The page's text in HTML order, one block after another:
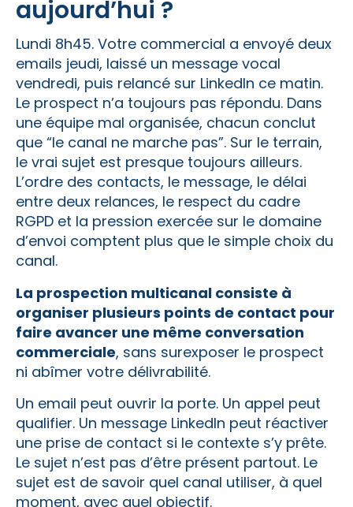
aujourd’hui ?
Lundi 8h45. Votre commercial a envoyé deux
emails jeudi, laissé un message vocal
vendredi, puis relancé sur LinkedIn ce matin.
Le prospect n’a toujours pas répondu. Dans
une équipe mal organisée, chacun conclut
que “le canal ne marche pas”. Sur le terrain,
le vrai sujet est presque toujours ailleurs.
L’ordre des contacts, le message, le délai
entre deux relances, le respect du cadre
RGPD et la pression exercée sur le domaine
d’envoi comptent plus que le simple choix du
canal.
La prospection multicanal consiste à
organiser plusieurs points de contact pour
faire avancer une même conversation
commerciale, sans surexposer le prospect
ni abîmer votre délivrabilité.
Un email peut ouvrir la porte. Un appel peut
qualifier. Un message LinkedIn peut réactiver
une prise de contact si le contexte s’y prête.
Le sujet n’est pas d’être présent partout. Le
sujet est de savoir quel canal utiliser, à quel
moment, avec quel objectif.